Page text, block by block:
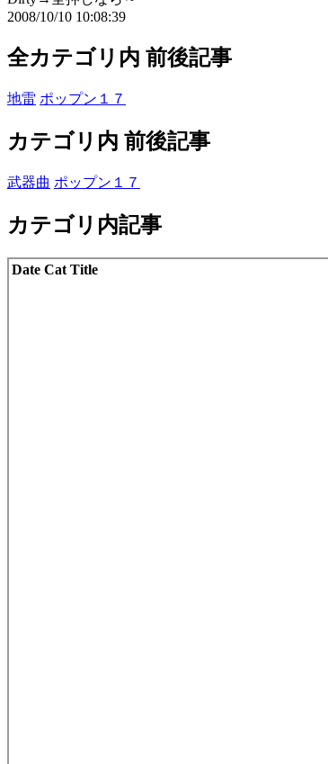
2008/10/10 10:08:39
全カテゴリ内 前後記事
地雷 ポップン１７
カテゴリ内 前後記事
武器曲 ポップン１７
カテゴリ内記事